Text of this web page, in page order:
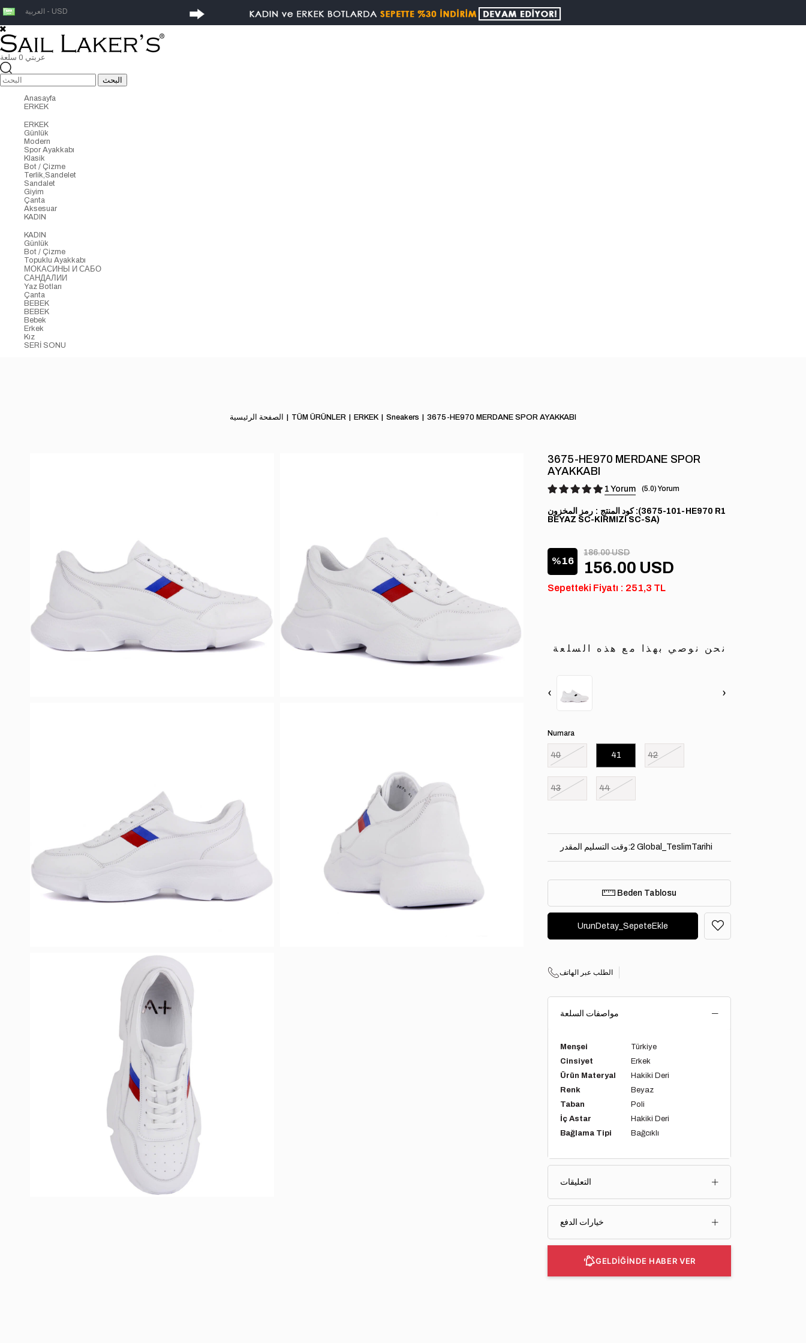
العربية - USD
عربتي 0 سلعة
Anasayfa
ERKEK
ERKEK
Günlük
Modern
Spor Ayakkabı
Klasik
Bot / Çizme
Terlik,Sandelet
Sandalet
Giyim
Çanta
Aksesuar
KADIN
KADIN
Günlük
Bot / Çizme
Topuklu Ayakkabı
МОКАСИНЫ И САБО
САНДАЛИИ
Yaz Botları
Çanta
BEBEK
BEBEK
Bebek
Erkek
Kız
SERİ SONU
الصفحة الرئيسية TÜM ÜRÜNLER ERKEK Sneakers 3675-HE970 MERDANE SPOR AYAKKABI
3675-HE970 MERDANE SPOR
AYAKKABI
1 5.0
رمز المخزون
(101-3675-HE970 R1
BEYAZ SC-KIRMIZI SC-SA)
16
186.00 USD
156.00 USD
Sepetteki Fiyatı : 251,3 TL
نحن نوصي بهذا مع هذه السلعة
‹ ›
Numara
40 41 42
43 44
وقت التسليم المقدر:2 Global_TeslimTarihi
Beden Tablosu
الطلب عبر الهاتف
مواصفات السلعة
Menşei
Türkiye
Cinsiyet
Erkek
Ürün Materyal
Hakiki Deri
Renk
Beyaz
Taban
Poli
İç Astar
Hakiki Deri
Bağlama Tipi
Bağcıklı
التعليقات
خيارات الدفع
GELDİĞİNDE HABER VER